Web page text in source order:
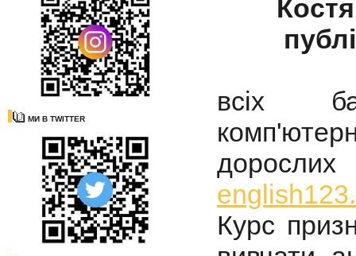
МИ В TWITTER
всіх
Курс